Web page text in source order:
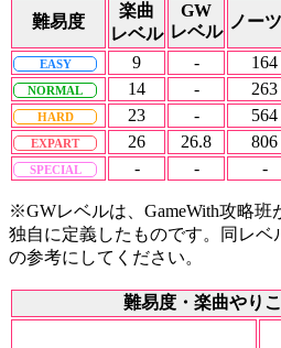
難易度
楽曲
レベル
GW
レベル
ノー
EASY 9 - 164
NORMAL 14 - 263
HARD 23 - 564
EXPART 26 26.8 806
SPECIAL - - -
※GWレベルは、GameWith攻略班
独自に定義したものです。同レ
の参考にしてください。
難易度・楽曲やり